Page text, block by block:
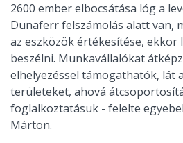
2600 ember elbocsátása lóg a
Dunaferr felszámolás alatt van,
az eszközök értékesítése, ekkor
beszélni. Munkavállalókat
elhelyezéssel támogathatók, lát
területeket, ahová
foglalkoztatásuk - felelte
Márton.